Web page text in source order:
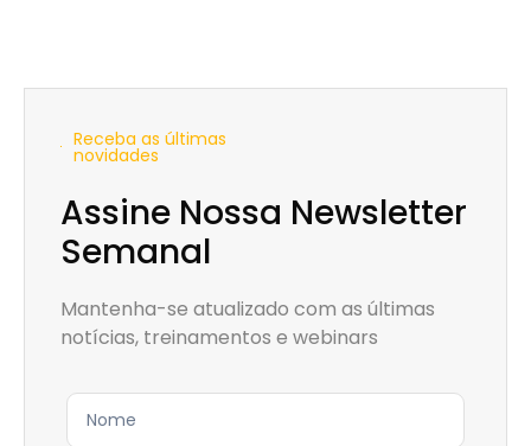
Receba as últimas
novidades
Assine Nossa Newsletter
Semanal
Mantenha-se atualizado com as últimas
notícias, treinamentos e webinars